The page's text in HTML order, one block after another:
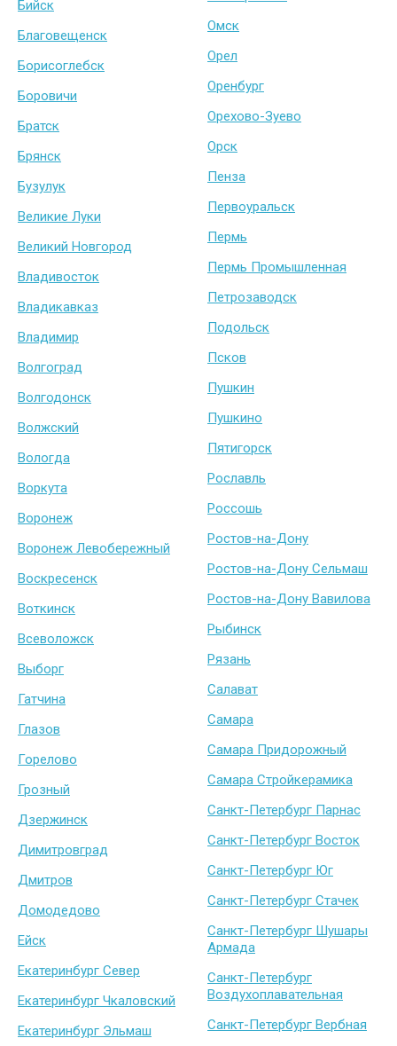
Бийск
Благовещенск
Борисоглебск
Боровичи
Братск
Брянск
Бузулук
Великие Луки
Великий Новгород
Владивосток
Владикавказ
Владимир
Волгоград
Волгодонск
Волжский
Вологда
Воркута
Воронеж
Воронеж Левобережный
Воскресенск
Воткинск
Всеволожск
Выборг
Гатчина
Глазов
Горелово
Грозный
Дзержинск
Димитровград
Дмитров
Домодедово
Ейск
Екатеринбург Север
Екатеринбург Чкаловский
Екатеринбург Эльмаш
Омск
Орел
Оренбург
Орехово-Зуево
Орск
Пенза
Первоуральск
Пермь
Пермь Промышленная
Петрозаводск
Подольск
Псков
Пушкин
Пушкино
Пятигорск
Рославль
Россошь
Ростов-на-Дону
Ростов-на-Дону Сельмаш
Ростов-на-Дону Вавилова
Рыбинск
Рязань
Салават
Самара
Самара Придорожный
Самара Стройкерамика
Санкт-Петербург Парнас
Санкт-Петербург Восток
Санкт-Петербург Юг
Санкт-Петербург Стачек
Санкт-Петербург Шушары
Армада
Санкт-Петербург
Воздухоплавательная
Санкт-Петербург Вербная